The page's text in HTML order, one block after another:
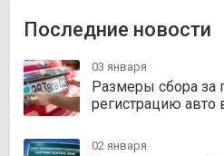
Последние новости
03 января
Размеры сбора за
регистрацию авто
02 января